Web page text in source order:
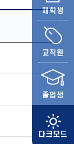
재학생
교직원
졸업생